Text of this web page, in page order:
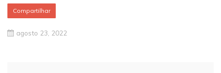
Compartilhar
agosto 23, 2022